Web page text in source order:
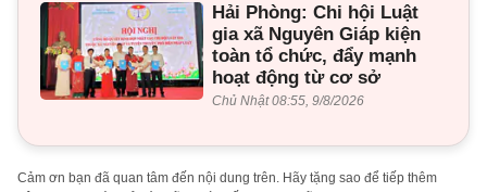
Hải Phòng: Chi hội Luật
gia xã Nguyên Giáp kiện
toàn tổ chức, đẩy mạnh
hoạt động từ cơ sở
Chủ Nhật 08:55, 9/8/2026
Cảm ơn bạn đã quan tâm đến nội dung trên. Hãy tặng sao để tiếp thêm